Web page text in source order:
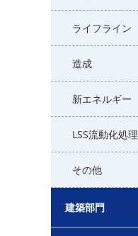
ライフライン
造成
新エネルギー
LSS流動化処理
その他
建築部門